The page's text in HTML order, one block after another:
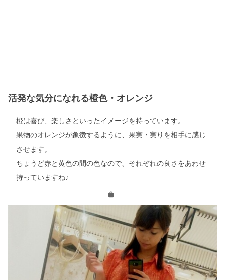
活発な気分になれる橙色・オレンジ
橙は喜び、楽しさといったイメージを持っています。
果物のオレンジが象徴するように、果実・実りを相手に感じ
させます。
ちょうど赤と黄色の間の色なので、それぞれの良さをあわせ
持っていますね♪